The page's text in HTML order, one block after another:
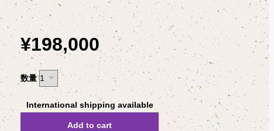
¥198,000
数量
International shipping available
Add to cart